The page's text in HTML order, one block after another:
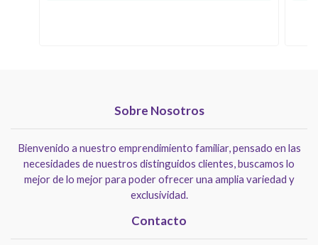
Sobre Nosotros
Bienvenido a nuestro emprendimiento familiar, pensado en las
necesidades de nuestros distinguidos clientes, buscamos lo
mejor de lo mejor para poder ofrecer una amplia variedad y
exclusividad.
Contacto